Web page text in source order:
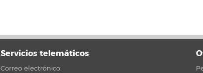
Servicios telemáticos
Correo electrónico